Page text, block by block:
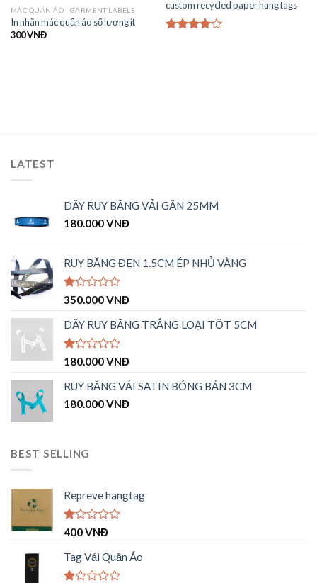
MÁC QUẦN ÁO - GARMENT LABELS
In nhãn mác quần áo số lượng ít
300VNĐ
custom recycled paper hang tags
LATEST
DÂY RUY BĂNG VẢI GÂN 25MM
180.000VNĐ
RUY BĂNG ĐEN 1.5CM ÉP NHỦ VÀNG
Được
hạng
1.00
5
350.000VNĐ
DÂY RUY BĂNG TRẮNG LOẠI TỐT 5CM
Được
hạng
1.00
5
180.000VNĐ
RUY BĂNG VẢI SATIN BÓNG BẢN 3CM
180.000VNĐ
BEST SELLING
Repreve hangtag
Được
hạng
1.00
5
400VNĐ
Tag Vải Quần Áo